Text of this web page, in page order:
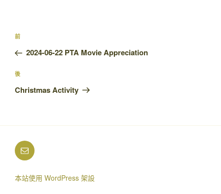
文
導
覽
上
一
文
章
前
2024-06-22 PTA Movie Appreciation
下
篇
後
Christmas Activity
電
郵
本站使用 WordPress 架設